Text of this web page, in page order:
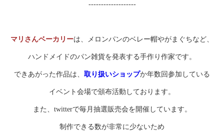
-------------------
マリさんベーカリーは、メロンパンのベレー帽やがまぐちなど、
ハンドメイドのパン雑貨を発表する手作り作家です。
できあがった作品は、 取り扱いショップか年数回参加している
イベント会場で頒布活動しております。
また、twitterで毎月抽選販売会を開催しています。
制作できる数が非常に少ないため